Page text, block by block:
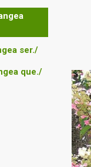
ser./
que./